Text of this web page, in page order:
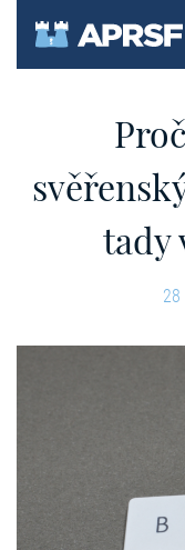
tady
28